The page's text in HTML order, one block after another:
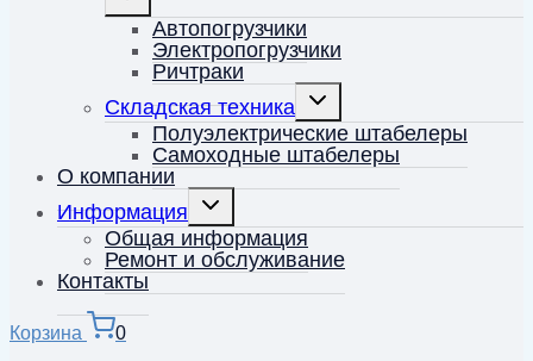
меню Автопогрузчики
Электропогрузчики
Ричтраки
Складская техника
Переключить
меню
Полуэлектрические штабелеры
Самоходные штабелеры
О компании
Информация
Переключить
меню
Общая информация
Ремонт и обслуживание
Контакты
Корзина 0